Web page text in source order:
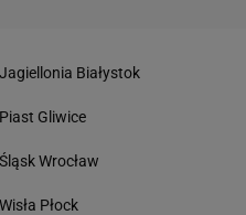
Jagiellonia Białystok
Piast Gliwice
Śląsk Wrocław
Wisła Płock